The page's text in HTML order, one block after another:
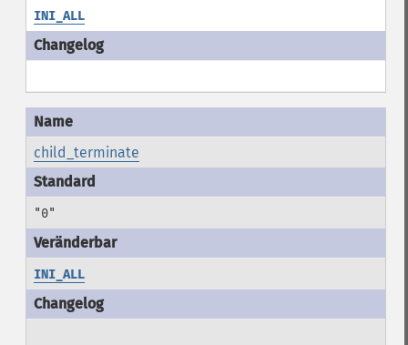
INI_ALL
child_terminate
"0"
INI_ALL